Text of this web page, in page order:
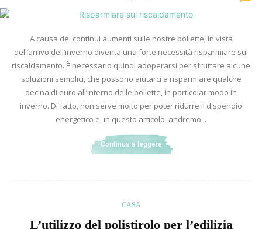
A causa dei continui aumenti sulle nostre bollette, in vista
dell’arrivo dell’inverno diventa una forte necessità risparmiare sul
riscaldamento. È necessario quindi adoperarsi per sfruttare alcune
soluzioni semplici, che possono aiutarci a risparmiare qualche
decina di euro all’interno delle bollette, in particolar modo in
inverno. Di fatto, non serve molto per poter ridurre il dispendio
energetico e, in questo articolo, andremo...
Continua a leggere
CASA
L’utilizzo del polistirolo per l’edilizia